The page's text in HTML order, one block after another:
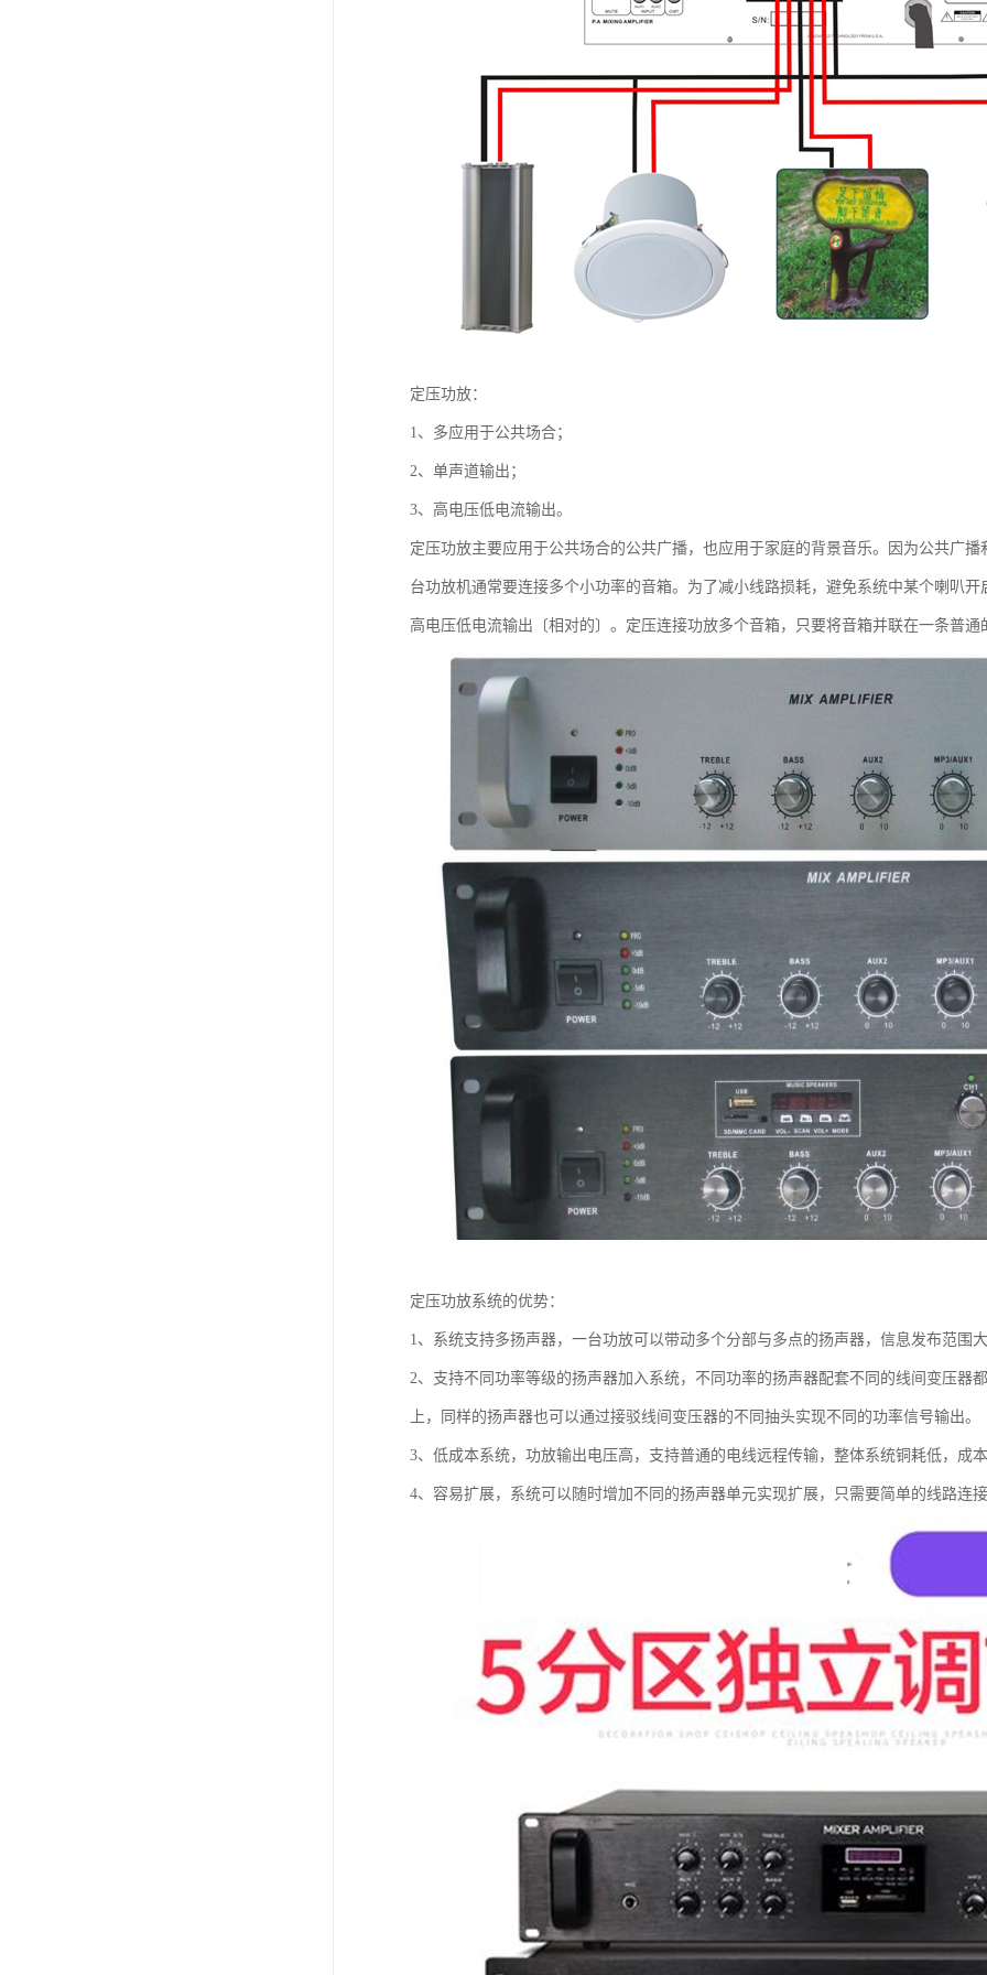
定压功放：
1、多应用于公共场合；
2、单声道输出；
3、高电压低电流输出。
定压功放主要应用于公共场合的公共广播，也应用于家庭的背景音乐。因为公共广
台功放机通常要连接多个小功率的音箱。为了减小线路损耗，避免系统中某个喇叭
高电压低电流输出〔相对的〕。定压连接功放多个音箱，只要将音箱并联在一条普通
定压功放系统的优势：
1、系统支持多扬声器，一台功放可以带动多个分部与多点的扬声器，信息发布范围
2、支持不同功率等级的扬声器加入系统，不同功率的扬声器配套不同的线间变压器
上，同样的扬声器也可以通过接驳线间变压器的不同抽头实现不同的功率信号输出。
3、低成本系统，功放输出电压高，支持普通的电线远程传输，整体系统铜耗低，成
4、容易扩展，系统可以随时增加不同的扬声器单元实现扩展，只需要简单的线路连